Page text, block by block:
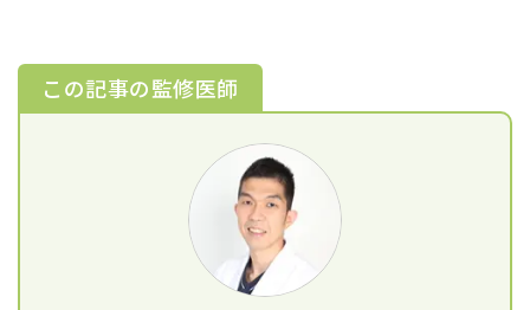
この記事の監修医師